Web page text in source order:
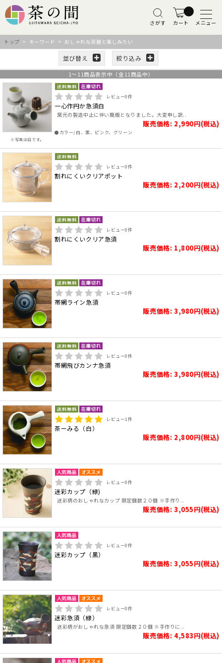
さがす カート メニュー
トップ > キーワード > おしゃれな茶器と楽しみたい
並び替え 絞り込み
1～ 11商品表示中（全 11商品中）
※写真は白です。
レビュー0件
一心作円か急須白
窯元の製造中止に伴い廃版となりました。大変申し訳..
販売価格: 2,990円(税込)
●カラー/白、黒、ピンク、グリーン
レビュー0件
割れにくいクリアポット
販売価格: 2,200円(税込)
レビュー0件
割れにくいクリア急須
販売価格: 1,800円(税込)
レビュー0件
帯網ライン急須
販売価格: 3,980円(税込)
レビュー0件
帯網飛びカンナ急須
販売価格: 3,980円(税込)
レビュー1件
茶ーみる（白）
販売価格: 2,800円(税込)
レビュー0件
迷彩カップ（緑)
迷彩柄のおしゃれなカップ 限定個数２０個 ※手作り..
販売価格: 3,055円(税込)
レビュー0件
迷彩カップ（黒）
販売価格: 3,055円(税込)
レビュー0件
迷彩急須（緑）
迷彩柄がおしゃれな急須 限定個数２０個 ※手作りに..
販売価格: 4,583円(税込)